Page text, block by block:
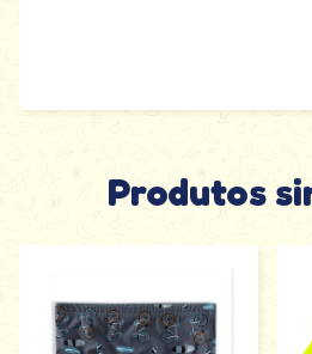
Produtos